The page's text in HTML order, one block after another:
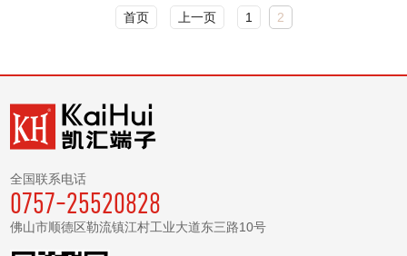
首页 上一页 1 2
全国联系电话
0757-25520828
佛山市顺德区勒流镇江村工业大道东三路10号